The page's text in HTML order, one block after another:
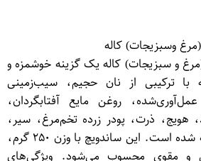
وسبزیجات) کاله
و سبزیجات) کاله یک گزینه خوشمزه و
ترکیبی از نان حجیم، سیب‌زمینی
روغن مایع آفتابگردان،
هویج، ذرت، پودر زرده تخم‌مرغ، سیر،
فلفل سیاه و آویشن تهیه شده است. این ساندویچ با وزن ۲۵۰ گرم،
و مقوی محسوب می‌شود. ویژگی‌های